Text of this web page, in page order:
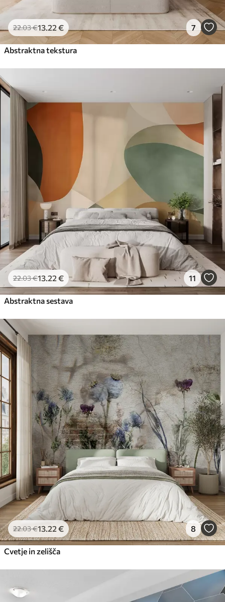
22.03€13 .22 € 7
Abstraktna tekstura
22.03€13 .22 € 11
Abstraktna sestava
22.03€13 .22 € 8
Cvetje in zelišča